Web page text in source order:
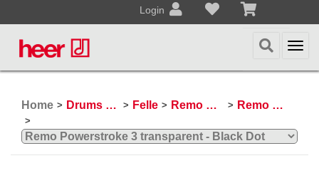
Login
Home > Drums & Percussion > Felle > Remo Schlagzeugfelle > Remo Powerstroke 3
>